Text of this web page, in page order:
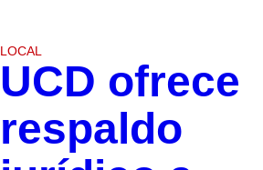
LOCAL
UCD ofrece
respaldo